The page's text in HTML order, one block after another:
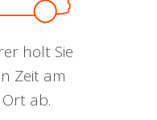
holt Sie
Zeit am
ab.